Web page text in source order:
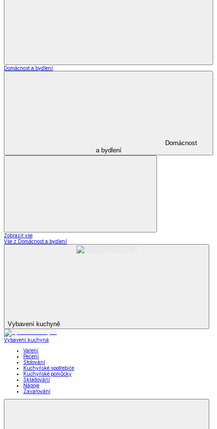
Domácnost a bydlení
Domácnost
a bydlení
Zobrazit vše
Vše z Domácnost a bydlení
Vybavení kuchyně
Vybavení kuchyně
Vaření
Pečení
Stolování
Kuchyňské spotřebiče
Kuchyňské pomůcky
Skladování
Nápoje
Zavařování